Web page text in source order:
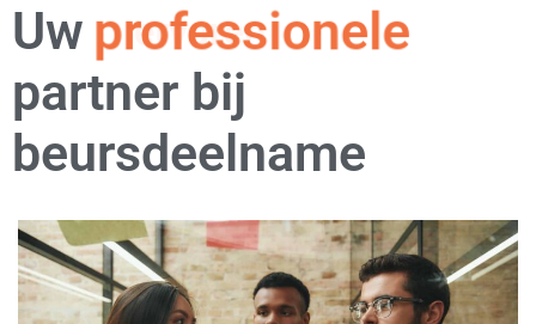
Uw professionele
partner bij
beursdeelname